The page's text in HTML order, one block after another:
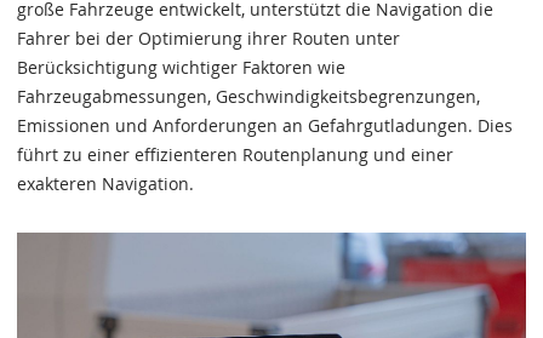
große Fahrzeuge entwickelt, unterstützt die Navigation die
Fahrer bei der Optimierung ihrer Routen unter
Berücksichtigung wichtiger Faktoren wie
Fahrzeugabmessungen, Geschwindigkeitsbegrenzungen,
Emissionen und Anforderungen an Gefahrgutladungen. Dies
führt zu einer effizienteren Routenplanung und einer
exakteren Navigation.